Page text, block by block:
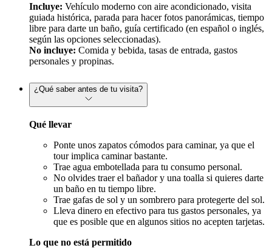
Incluye: Vehículo moderno con aire acondicionado, visita
guiada histórica, parada para hacer fotos panorámicas, tiempo
libre para darte un baño, guía certificado (en español o inglés,
según las opciones seleccionadas).
No incluye: Comida y bebida, tasas de entrada, gastos
personales y propinas.
¿Qué saber antes de tu visita?
Qué llevar
Ponte unos zapatos cómodos para caminar, ya que el
tour implica caminar bastante.
Trae agua embotellada para tu consumo personal.
No olvides traer el bañador y una toalla si quieres darte
un baño en tu tiempo libre.
Trae gafas de sol y un sombrero para protegerte del sol.
Lleva dinero en efectivo para tus gastos personales, ya
que es posible que en algunos sitios no acepten tarjetas.
Lo que no está permitido